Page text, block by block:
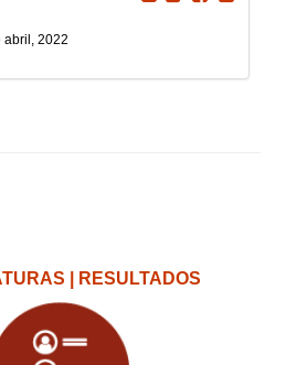
abril, 2022
| RESULTADOS